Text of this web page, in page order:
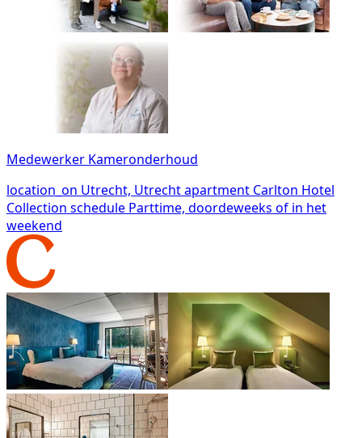
Medewerker Kameronderhoud
location_on Utrecht, Utrechtapartment Carlton Hotel
Collection schedule Parttime, doordeweeks of in het
weekend